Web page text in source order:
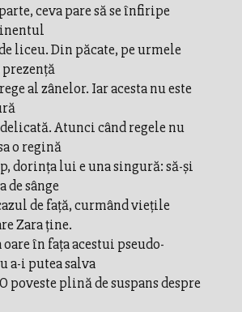
ceva pare să se înfiripe
liceu. Din păcate, pe urmele
prezenţă
al zânelor. Iar acesta nu este
Atunci când regele nu
o regină
dorinţa lui e una singură: să-şi
de sânge
de faţă, curmând vieţile
Zara ţine.
oare în faţa acestui pseudo-
a-i putea salva
poveste plină de suspans despre